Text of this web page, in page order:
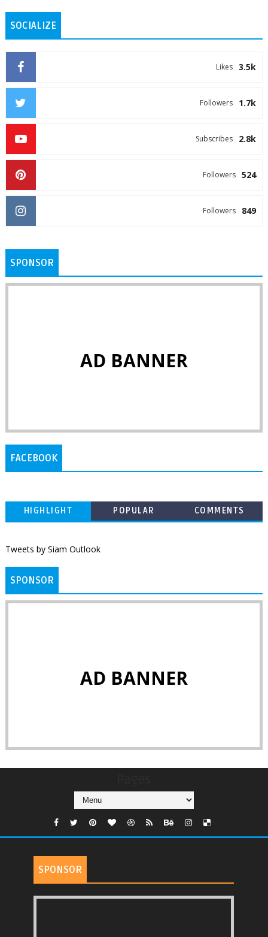
SOCIALIZE
3.5k
Likes
1.7k
Followers
2.8k
Subscribes
524
Followers
849
Followers
SPONSOR
AD BANNER
FACEBOOK
HIGHLIGHT POPULAR COMMENTS
Tweets by Siam Outlook
SPONSOR
AD BANNER
SPONSOR